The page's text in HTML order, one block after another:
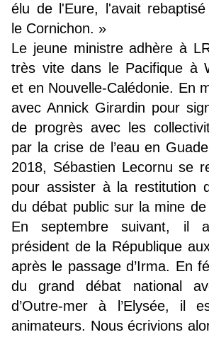
élu de l'Eure, l'avait rebaptisé
le Cornichon. »
Le jeune ministre adhère à
très vite dans le Pacifique à
et en Nouvelle-Calédonie. En
avec Annick Girardin pour
de progrès avec les
par la crise de l’eau en
2018, Sébastien Lecornu se
pour assister à la restitution
du débat public sur la mine de
En septembre suivant, il
président de la République
après le passage d’Irma. En
du grand débat national
d’Outre-mer à l’Elysée, il
animateurs. Nous écrivions